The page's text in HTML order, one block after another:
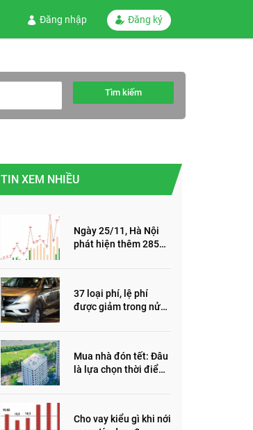
Đăng nhập Đăng ký
Tìm kiếm
TIN XEM NHIỀU
Ngày 25/11, Hà Nội
phát hiện thêm 285
37 loại phí, lệ phí
được giảm trong nửa
Mua nhà đón tết: Đâu
là lựa chọn thời điểm
Cho vay kiểu gì khi nới